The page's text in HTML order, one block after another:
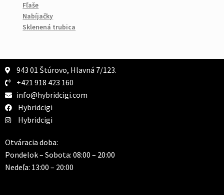
Fľaše
Nabíjačky
Sklenená trubica
943 01 Štúrovo, Hlavná 7/123.
+421 918 423 160
info@hybridcigi.com
Hybridcigi
Hybridcigi
Otváracia doba:
Pondelok – Sobota: 08:00 – 20:00
Nedeľa: 13:00 – 20:00